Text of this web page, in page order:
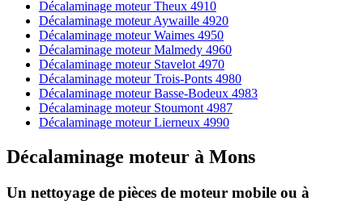
Décalaminage moteur Theux 4910
Décalaminage moteur Aywaille 4920
Décalaminage moteur Waimes 4950
Décalaminage moteur Malmedy 4960
Décalaminage moteur Stavelot 4970
Décalaminage moteur Trois-Ponts 4980
Décalaminage moteur Basse-Bodeux 4983
Décalaminage moteur Stoumont 4987
Décalaminage moteur Lierneux 4990
Décalaminage moteur à Mons
Un nettoyage de pièces de moteur mobile ou à